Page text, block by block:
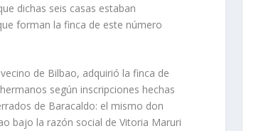
dichas seis casas estaban
forman la finca de este número
de Bilbao, adquirió la finca de
según inscripciones hechas
de Baracaldo: el mismo don
bajo la razón social de Vitoria Maruri